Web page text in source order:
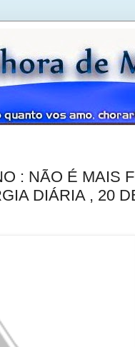
: NÃO É MAIS
DIÁRIA , 20